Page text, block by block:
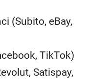
(Subito, eBay,
TikTok)
Satispay,